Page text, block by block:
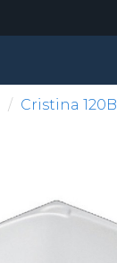
Cristina 120B